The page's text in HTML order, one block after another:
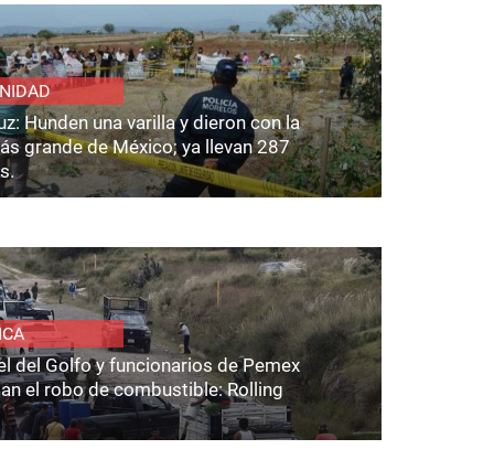
Hunden una varilla y dieron con la
grande de México; ya llevan 287
del Golfo y funcionarios de Pemex
el robo de combustible: Rolling